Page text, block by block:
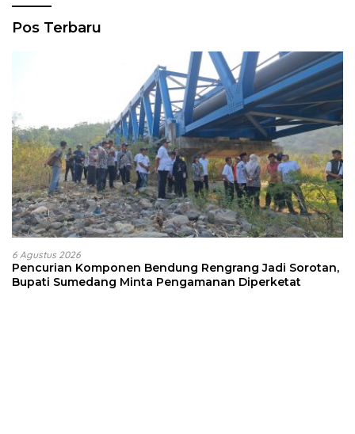
Pos Terbaru
6 Agustus 2026
Pencurian Komponen Bendung Rengrang Jadi Sorotan,
Bupati Sumedang Minta Pengamanan Diperketat